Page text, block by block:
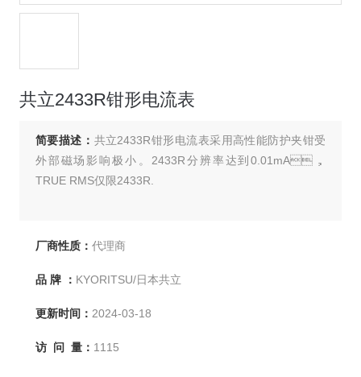
共立2433R钳形电流表
简要描述： 共立2433R钳形电流表采用高性能防护夹钳受
外部磁场影响极小。2433R分辨率达到0.01mA，
TRUE RMS仅限2433R.
厂商性质： 代理商
品 牌 ： KYORITSU/日本共立
更新时间： 2024-03-18
访 问 量： 1115